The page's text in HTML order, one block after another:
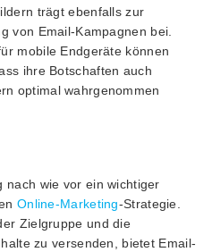
trägt ebenfalls zur
von Email-Kampagnen bei.
mobile Endgeräte können
ihre Botschaften auch
optimal wahrgenommen
nach wie vor ein wichtiger
Online-Marketing-Strategie.
Zielgruppe und die
zu versenden, bietet Email-